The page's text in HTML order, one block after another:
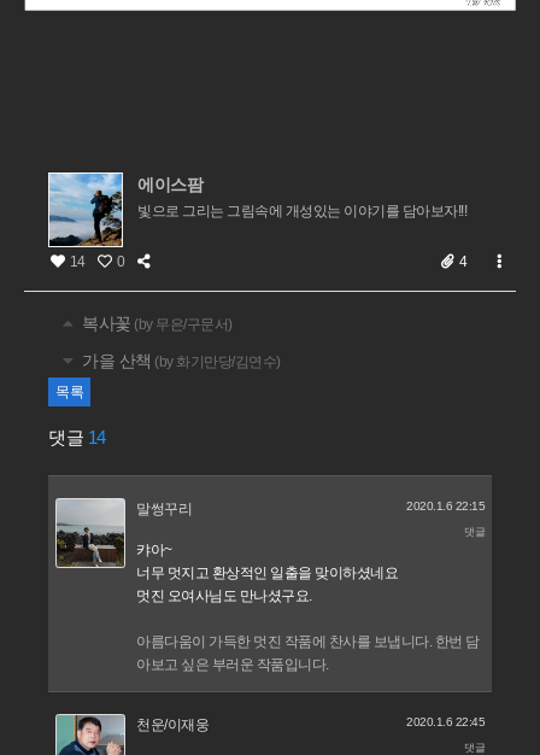
에이스팜
빛으로 그리는 그림속에 개성있는 이야기를 담아보자!!!
14 0 4
복사꽃 (by 무은/구문서)
가을 산책 (by 화기만당/김연수)
목록
댓글 14
말썽꾸리 2020.1.6 22:15
댓글
캬아~
너무 멋지고 환상적인 일출을 맞이하셨네요
멋진 오여사님도 만나셨구요.
아름다움이 가득한 멋진 작품에 찬사를 보냅니다. 한번 담
아보고 싶은 부러운 작품입니다.
천운/이재웅 2020.1.6 22:45
댓글